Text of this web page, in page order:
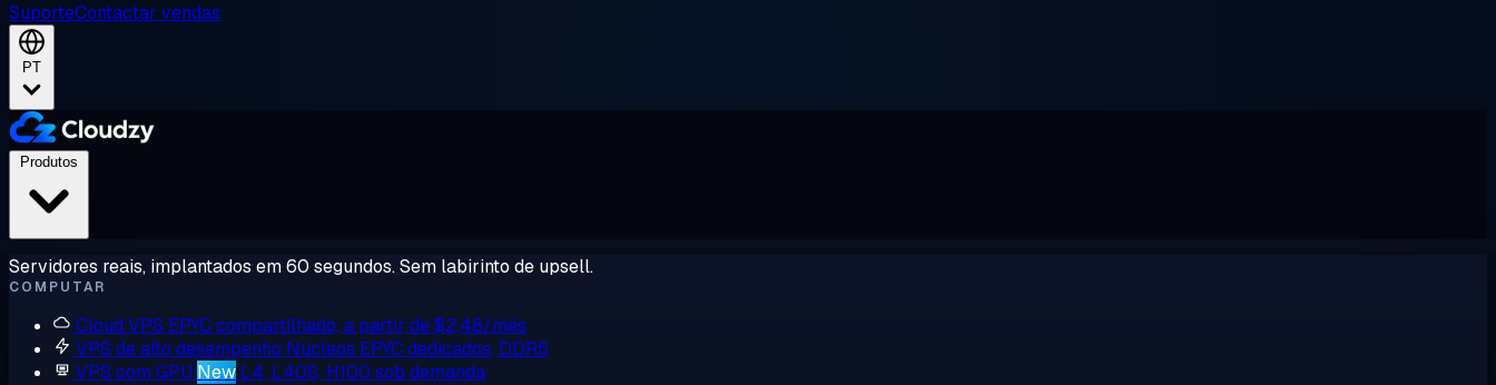
SuporteContactar vendas
PT
Servidores reais, implantados em 60 segundos. Sem labirinto de upsell.
COMPUTAR
Cloud VPS EPYC compartilhado, a partir de $2,48/mês
VPS de alto desempenho Núcleos EPYC dedicados, DDR5
VPS com GPU New L4, L40S, H100 sob demanda